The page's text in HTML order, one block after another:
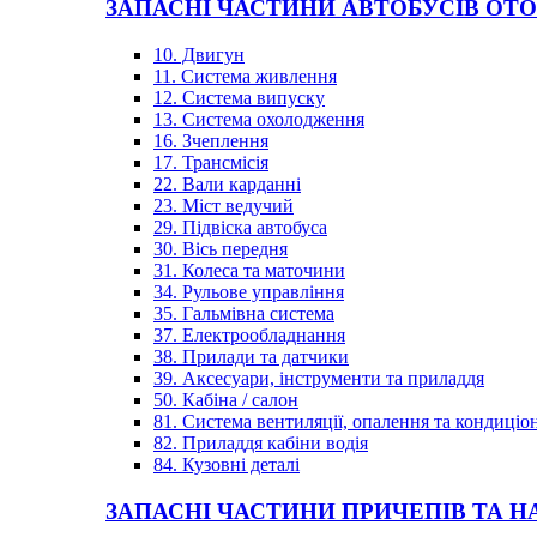
ЗАПАСНІ ЧАСТИНИ АВТОБУСІВ
10. Двигун
11. Система живлення
12. Система випуску
13. Система охолодження
16. Зчеплення
17. Трансмісія
22. Вали карданні
23. Міст ведучий
29. Підвіска автобуса
30. Вісь передня
31. Колеса та маточини
34. Рульове управління
35. Гальмівна система
37. Електрообладнання
38. Прилади та датчики
39. Аксесуари, інструменти та приладдя
50. Кабіна / салон
81. Система вентиляції, опалення та
82. Приладдя кабіни водія
84. Кузовні деталі
ЗАПАСНІ ЧАСТИНИ ПРИЧЕПІВ ТА